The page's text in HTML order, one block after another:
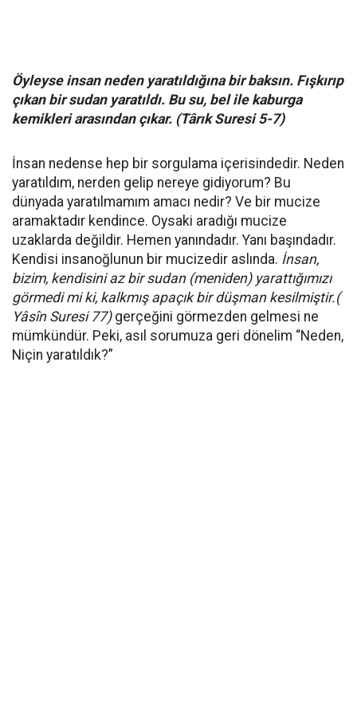
Öyleyse insan neden yaratıldığına bir baksın. Fışkırıp
çıkan bir sudan yaratıldı. Bu su, bel ile kaburga
kemikleri arasından çıkar. (Târık Suresi 5-7)
İnsan nedense hep bir sorgulama içerisindedir. Neden
yaratıldım, nerden gelip nereye gidiyorum? Bu
dünyada yaratılmamım amacı nedir? Ve bir mucize
aramaktadır kendince. Oysaki aradığı mucize
uzaklarda değildir. Hemen yanındadır. Yanı başındadır.
Kendisi insanoğlunun bir mucizedir aslında. İnsan,
bizim, kendisini az bir sudan (meniden) yarattığımızı
görmedi mi ki, kalkmış apaçık bir düşman kesilmiştir.(
Yâsîn Suresi 77)gerçeğini görmezden gelmesi ne
mümkündür. Peki, asıl sorumuza geri dönelim “Neden,
Niçin yaratıldık?”